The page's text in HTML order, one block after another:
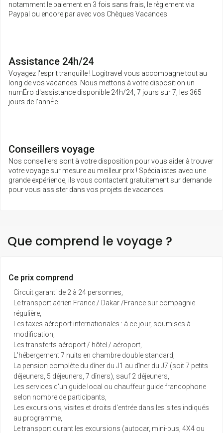
notamment le paiement en 3 fois sans frais, le règlement via
Paypal ou encore par avec vos Chèques Vacances
Assistance 24h/24
Voyagez l'esprit tranquille ! Logitravel vous accompagne tout au
long de vos vacances. Nous mettons à votre disposition un
numÉro d'assistance disponible 24h/24, 7 jours sur 7, les 365
jours de l'annÉe.
Conseillers voyage
Nos conseillers sont à votre disposition pour vous aider à trouver
votre voyage sur mesure au meilleur prix ! Spécialistes avec une
grande expérience, ils vous contactent gratuitement sur demande
pour vous assister dans vos projets de vacances.
Que comprend le voyage ?
Ce prix comprend
Circuit garanti de 2 à 24 personnes,
Le transport aérien France / Dakar /France sur compagnie
régulière,
Les taxes aéroport internationales : à ce jour, soumises à
modification,
Les transferts aéroport / hôtel / aéroport,
L'hébergement 7 nuits en chambre double standard,
La pension complète du dîner du J1 au dîner du J7 (soit 7 petits
déjeuners, 5 déjeuners, 7 dîners), sauf 2 déjeuners,
Les services d'un guide local ou chauffeur guide francophone
selon nombre de participants,
Les excursions, visites et droits d'entrée dans les sites indiqués
au programme,
Le transport durant les excursions (autocar, mini-bus, 4X4 ou